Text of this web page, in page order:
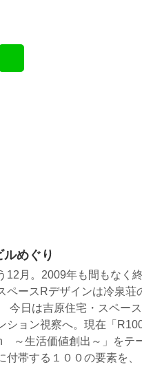
ルめぐり
12月。2009年も間もなく
ペースRデザインは冷泉
今日は吉原住宅・スペー
ション視察へ。現在「
～生活価値創出～」をテ
付帯する１００の要素を